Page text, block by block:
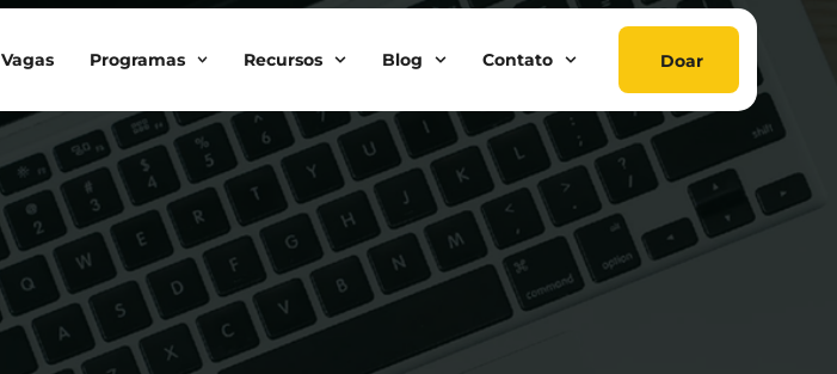
Vagas Programas Recursos Blog Contato Doar